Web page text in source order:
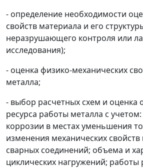
- определение необходимости
свойств материала и его
неразрушающего контроля или
исследования);
- оценка физико-механических
металла;
- выбор расчетных схем и оценка
ресурса работы металла с
коррозии в местах уменьшения
изменения механических свойств
сварных соединений; объема и
циклических нагружений; работы